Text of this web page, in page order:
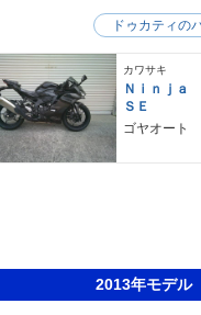
向上した。また、スロッ
イワイヤ）を採用し、トラ
グモード選択（レース/ス
パニガーレS/トリコロ
イトが採用された。ABSは
カワサキ
Ｎｉｎｊ
ＳＥ
ゴヤオート
ドゥカティの
2013年モデル